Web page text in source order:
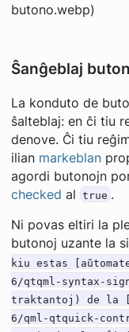
butono.webp)
Ŝanĝeblaj
La konduto de
ŝalteblaj: en ĉi tiu
denove. Ĉi tiu
ilian markeblan
agordi butonojn
checked al true .
Ni povas eltiri la
butonoj uzante la
kiu estas
6/qtqml-syntax-
traktantoj) de la
6/qml-qtquick-